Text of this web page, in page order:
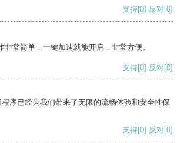
支持[0] 反对[0]
非常简单，一键加速就能开启，非常方便。
支持[0] 反对[0]
序已经为我们带来了无限的流畅体验和安全性保
支持[0] 反对[0]